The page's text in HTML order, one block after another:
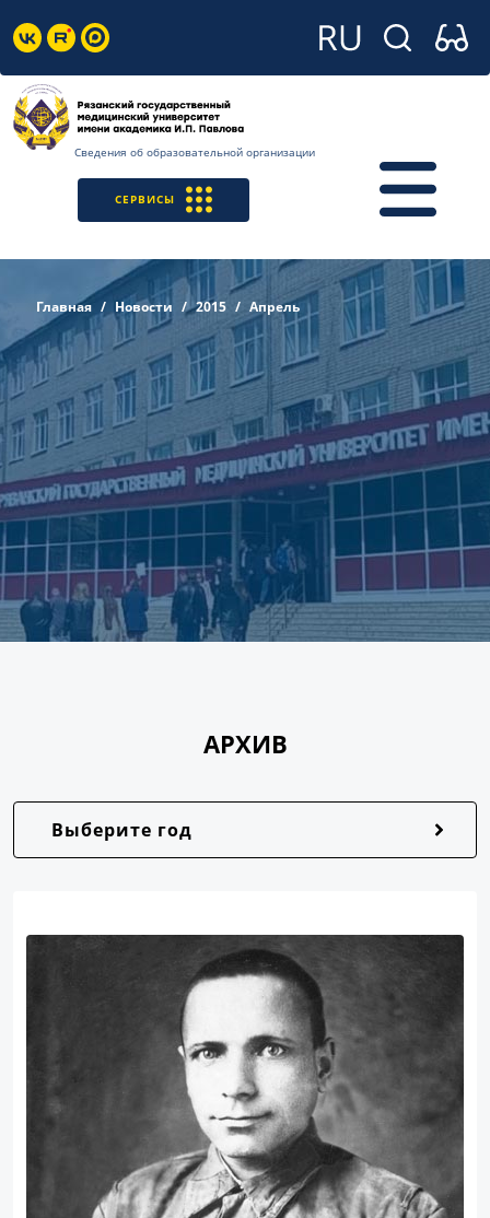
Сведения об образовательной организации
СЕРВИСЫ
Главная Новости 2015 Апрель
АРХИВ
Выберите год